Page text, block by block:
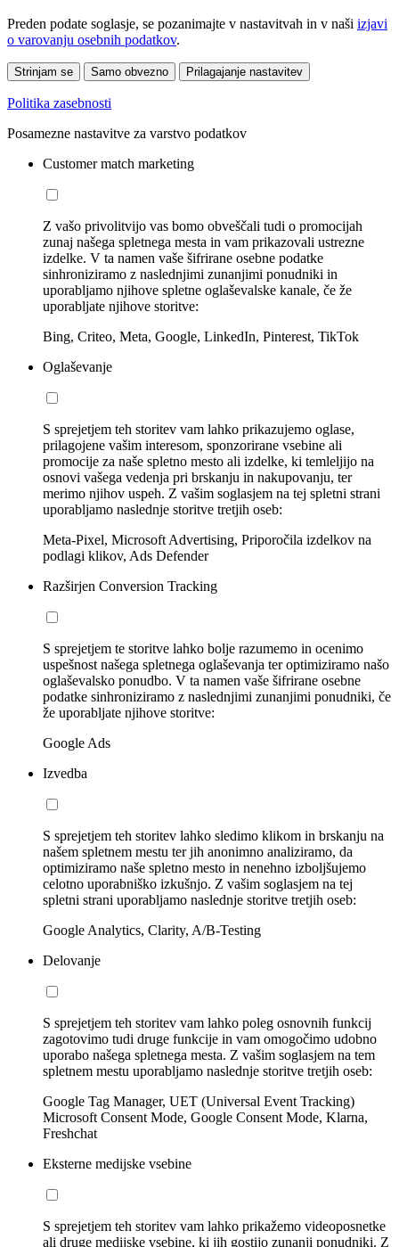
Preden podate soglasje, se pozanimajte v nastavitvah in v naši izjavi
o varovanju osebnih podatkov.
Strinjam se Samo obvezno Prilagajanje nastavitev
Politika zasebnosti
Posamezne nastavitve za varstvo podatkov
Customer match marketing
Z vašo privolitvijo vas bomo obveščali tudi o promocijah
zunaj našega spletnega mesta in vam prikazovali ustrezne
izdelke. V ta namen vaše šifrirane osebne podatke
sinhroniziramo z naslednjimi zunanjimi ponudniki in
uporabljamo njihove spletne oglaševalske kanale, če že
uporabljate njihove storitve:
Bing, Criteo, Meta, Google, LinkedIn, Pinterest, TikTok
Oglaševanje
S sprejetjem teh storitev vam lahko prikazujemo oglase,
prilagojene vašim interesom, sponzorirane vsebine ali
promocije za naše spletno mesto ali izdelke, ki temleljijo na
osnovi vašega vedenja pri brskanju in nakupovanju, ter
merimo njihov uspeh. Z vašim soglasjem na tej spletni strani
uporabljamo naslednje storitve tretjih oseb:
Meta-Pixel, Microsoft Advertising, Priporočila izdelkov na
podlagi klikov, Ads Defender
Razširjen Conversion Tracking
S sprejetjem te storitve lahko bolje razumemo in ocenimo
uspešnost našega spletnega oglaševanja ter optimiziramo našo
oglaševalsko ponudbo. V ta namen vaše šifrirane osebne
podatke sinhroniziramo z naslednjimi zunanjimi ponudniki, če
že uporabljate njihove storitve:
Google Ads
Izvedba
S sprejetjem teh storitev lahko sledimo klikom in brskanju na
našem spletnem mestu ter jih anonimno analiziramo, da
optimiziramo naše spletno mesto in nenehno izboljšujemo
celotno uporabniško izkušnjo. Z vašim soglasjem na tej
spletni strani uporabljamo naslednje storitve tretjih oseb:
Google Analytics, Clarity, A/B-Testing
Delovanje
S sprejetjem teh storitev vam lahko poleg osnovnih funkcij
zagotovimo tudi druge funkcije in vam omogočimo udobno
uporabo našega spletnega mesta. Z vašim soglasjem na tem
spletnem mestu uporabljamo naslednje storitve tretjih oseb:
Google Tag Manager, UET (Universal Event Tracking)
Microsoft Consent Mode, Google Consent Mode, Klarna,
Freshchat
Eksterne medijske vsebine
S sprejetjem teh storitev vam lahko prikažemo videoposnetke
ali druge medijske vsebine, ki jih gostijo zunanji ponudniki. Z